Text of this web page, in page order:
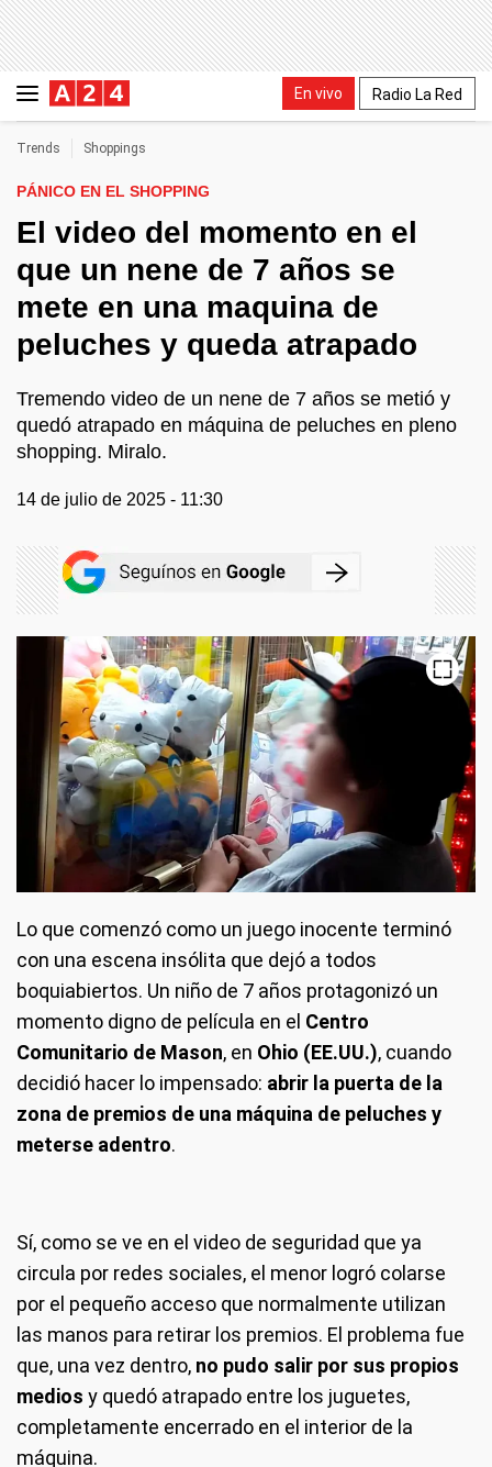
En vivo Radio La Red
Trends Shoppings
PÁNICO EN EL SHOPPING
El video del momento en el
que un nene de 7 años se
mete en una maquina de
peluches y queda atrapado
Tremendo video de un nene de 7 años se metió y
quedó atrapado en máquina de peluches en pleno
shopping. Miralo.
14 de julio de 2025 - 11:30
Lo que comenzó como un juego inocente terminó
con una escena insólita que dejó a todos
boquiabiertos. Un niño de 7 años protagonizó un
momento digno de película en el Centro
Comunitario de Mason, en Ohio (EE.UU.), cuando
decidió hacer lo impensado: abrir la puerta de la
zona de premios de una máquina de peluches y
meterse adentro.
Sí, como se ve en el video de seguridad que ya
circula por redes sociales, el menor logró colarse
por el pequeño acceso que normalmente utilizan
las manos para retirar los premios. El problema fue
que, una vez dentro, no pudo salir por sus propios
medios y quedó atrapado entre los juguetes,
completamente encerrado en el interior de la
máquina.